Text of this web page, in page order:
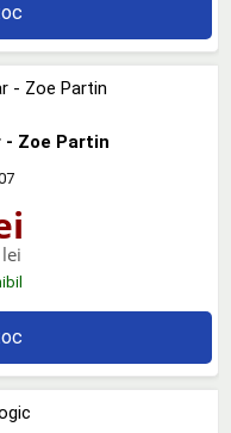
Zoe Partin